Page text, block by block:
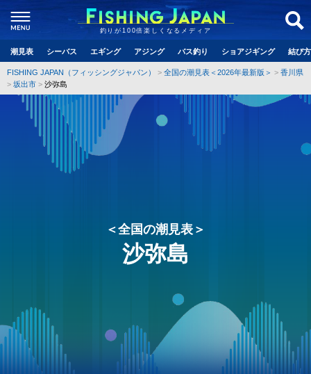
釣りが100倍楽しくなるメディア
潮見表 シーバス エギング アジング バス釣り ショアジギング 結び
FISHING JAPAN（フィッシングジャパン） 全国の潮見表＜2026年最新版＞
香川県
坂出市
沙弥島
＜全国の潮見表＞
沙弥島